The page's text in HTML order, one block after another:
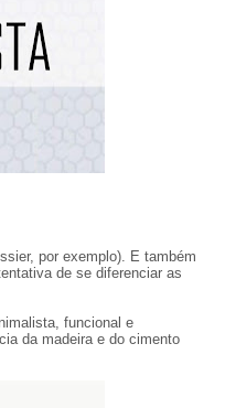
por exemplo). E também
de se diferenciar as
funcional e
da madeira e do cimento